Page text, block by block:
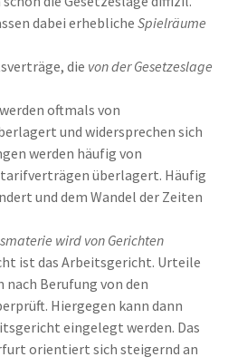
dabei erhebliche Spielräume
die von der Gesetzeslage
oftmals von
und widersprechen sich
werden häufig von
überlagert. Häufig
und dem Wandel der Zeiten
wird von Gerichten
ist das Arbeitsgericht. Urteile
Berufung von den
Hiergegen kann dann
eingelegt werden. Das
orientiert sich steigernd an